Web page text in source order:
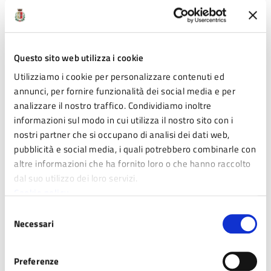
Questo sito web utilizza i cookie
Utilizziamo i cookie per personalizzare contenuti ed
annunci, per fornire funzionalità dei social media e per
analizzare il nostro traffico. Condividiamo inoltre
informazioni sul modo in cui utilizza il nostro sito con i
nostri partner che si occupano di analisi dei dati web,
pubblicità e social media, i quali potrebbero combinarle con
altre informazioni che ha fornito loro o che hanno raccolto
dal suo utilizzo dei loro servizi.
delNecessari
Preferenze
Se non avete una pec, va bene anche una normalissima email.
ambienteverde@comune.fidenza.pr.it
UNA FAQ IMPORTANTE
Partecipare alla manifestazione d’interesse non significa
sottoscrivere un contratto o impegnarsi ufficialmente. La
partecipazione permette invece al Comune di capire quanto
può essere esteso l’interesse per le Comunità energetiche e
quindi programmare tutto al meglio.